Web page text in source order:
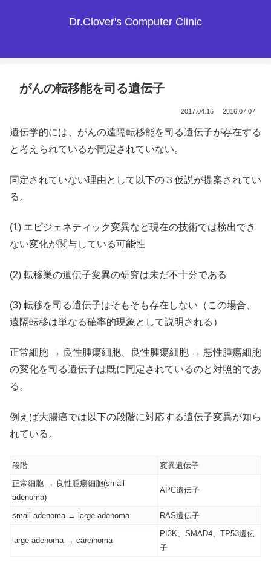
Dr.Clover's Computer Clinic
がんの転移能を司る遺伝子
2017.04.16 2016.07.07
遺伝学的には、がんの遠隔転移能を司る遺伝子が存在する
と考えられているが同定されていない。
同定されていない理由として以下の３仮説が提案されてい
る。
(1) エピジェネティック変異など現在の技術では検出でき
ない変化が関与している可能性
(2) 転移巣の遺伝子変異の研究は未だ不十分である
(3) 転移を司る遺伝子はそもそも存在しない（この場合、
遠隔転移は単なる確率的現象として説明される）
正常細胞 → 良性腫瘍細胞、良性腫瘍細胞 → 悪性腫瘍細胞
の変化を司る遺伝子は既に同定されているのと対照的であ
る。
例えば大腸癌では以下の段階に対応する遺伝子変異が知ら
れている。
段階
変異遺伝子
正常細胞 → 良性腫瘍細胞(small
adenoma)
APC遺伝子
small adenoma → large adenoma RAS遺伝子
large adenoma → carcinoma
PI3K、SMAD4、TP53遺伝
子